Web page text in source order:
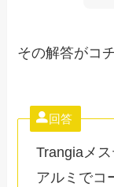
その解答がコ
回答
Trangiaメ
アルミでコ